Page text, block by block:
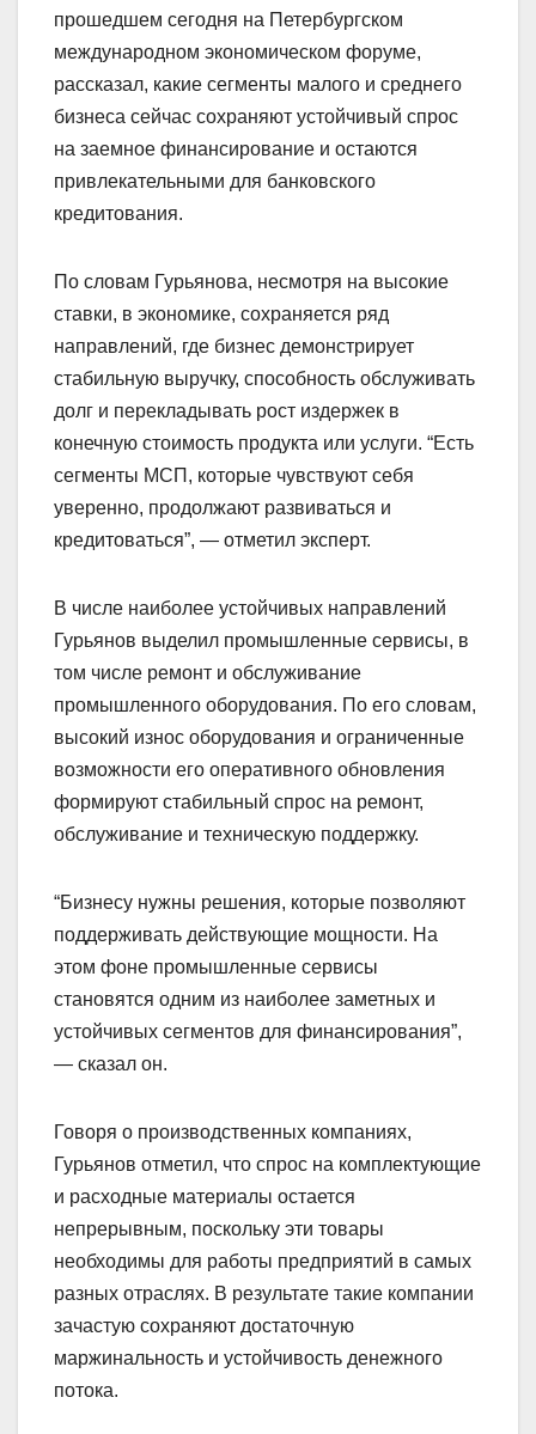
прошедшем сегодня на Петербургском
международном экономическом форуме,
рассказал, какие сегменты малого и среднего
бизнеса сейчас сохраняют устойчивый спрос
на заемное финансирование и остаются
привлекательными для банковского
кредитования.
По словам Гурьянова, несмотря на высокие
ставки, в экономике, сохраняется ряд
направлений, где бизнес демонстрирует
стабильную выручку, способность обслуживать
долг и перекладывать рост издержек в
конечную стоимость продукта или услуги. “Есть
сегменты МСП, которые чувствуют себя
уверенно, продолжают развиваться и
кредитоваться”, — отметил эксперт.
В числе наиболее устойчивых направлений
Гурьянов выделил промышленные сервисы, в
том числе ремонт и обслуживание
промышленного оборудования. По его словам,
высокий износ оборудования и ограниченные
возможности его оперативного обновления
формируют стабильный спрос на ремонт,
обслуживание и техническую поддержку.
“Бизнесу нужны решения, которые позволяют
поддерживать действующие мощности. На
этом фоне промышленные сервисы
становятся одним из наиболее заметных и
устойчивых сегментов для финансирования”,
— сказал он.
Говоря о производственных компаниях,
Гурьянов отметил, что спрос на комплектующие
и расходные материалы остается
непрерывным, поскольку эти товары
необходимы для работы предприятий в самых
разных отраслях. В результате такие компании
зачастую сохраняют достаточную
маржинальность и устойчивость денежного
потока.